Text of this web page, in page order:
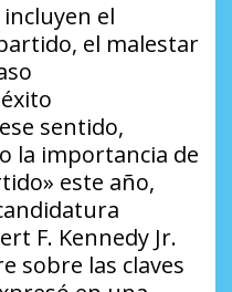
el
el malestar
sentido,
la importancia de
este año,
F. Kennedy Jr.
sobre las claves